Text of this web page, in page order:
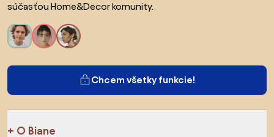
súčasťou Home&Decor komunity.
Chcem všetky funkcie!
O Biane